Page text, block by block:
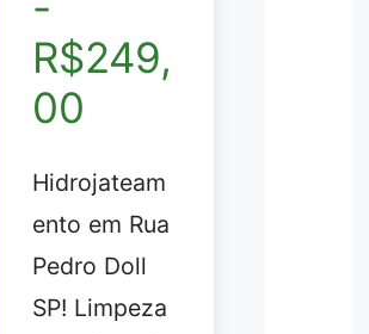
R$249,
00
Hidrojateam
ento em Rua
Pedro Doll
SP! Limpeza